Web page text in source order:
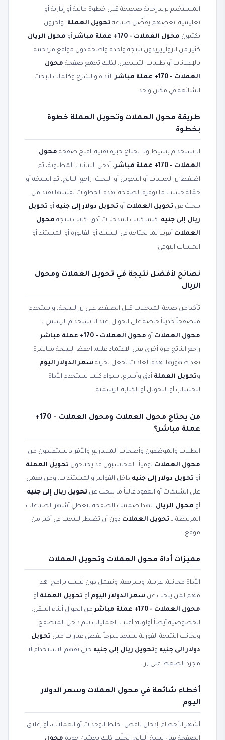
المستخدم يريد إجابة صحيحة قبل خطوة مالية أو إدارية أو
تعليمية. بعضهم يفضّل صياغة تحويل العملة، وآخرون
يكتبون محول العملات - 170+ عملة مباشر أو محول الريال.
كثير من الزوار يريدون نتيجة واحدة واضحة دون مواقع مزدحمة
بالإعلانات أو طلبات التسجيل. لذلك تجمع صفحة محول
العملات - 170+ عملة مباشر
الأداة والشرح وكلمات البحث
الشائعة في مكان واحد.
طريقة محول العملات وتحويل العملة خطوة
بخطوة
الاستخدام بسيط ولا يحتاج خبرة تقنية. افتح صفحة محول
العملات - 170+ عملة مباشر
، أدخل البيانات المطلوبة، ثم
اضغط زر الحساب أو التحويل أو البحث. راجع الناتج، ثم انسخه أو
حمّله حسب ما توفره الصفحة. هذه الخطوات نفسها تفيد من
يبحث عن تحويل العملات أو تحويل دولار إلى جنيه أو تحويل
ريال إلى جنيه. كلما كانت المدخلات أدق، كانت نتيجة محول
العملات أقرب لما تحتاجه في الشيك أو الفاتورة أو المستند أو
الحساب اليومي.
نصائح لأفضل نتيجة في تحويل العملات ومحول
الريال
تأكد من صحة المدخلات قبل الضغط على زر النتيجة، واستخدم
متصفحاً حديثاً خاصة على الجوال. عند الاستخدام الرسمي لـ
محول العملات أو محول العملات - 170+ عملة مباشر
،
راجع الناتج مرة أخرى قبل الاعتماد عليه. احفظ النتيجة مباشرة
بعد ظهورها. هذه العادات تجعل تجربة سعر الدولار اليوم
وتحويل العملة أدق وأسرع، سواء كنت تستخدم الأداة
للحساب أو التحويل أو الكتابة الرسمية.
من يحتاج محول العملات ومحول العملات - 170+
عملة مباشر؟
الطلاب والموظفون وأصحاب المشاريع والأفراد يستفيدون من
محول العملات يومياً. المحاسبون قد يحتاجون تحويل العملة
أو تحويل دولار إلى جنيه داخل الفواتير والمستندات. ومن يعمل
على الشيكات أو العقود غالباً ما يبحث عن تحويل ريال إلى جنيه
أو محول الريال. لهذا صُممت الصفحة لتغطي أشهر الصياغات
المرتبطة بـ تحويل العملات دون أن تضطر للبحث في أكثر من
موقع.
مميزات أداة محول العملات وتحويل العملات
الأداة مجانية، عربية، وسريعة، وتعمل دون تثبيت برامج. هذا
مهم لمن يبحث عن سعر الدولار اليوم أو تحويل العملة أو
محول العملات - 170+ عملة مباشر
من الجوال أثناء التنقل.
الخصوصية أيضاً أولوية؛ أغلب العمليات تتم داخل المتصفح.
وبجانب النتيجة الفورية ستجد شرحاً يغطي عبارات مثل تحويل
دولار إلى جنيه وتحويل ريال إلى جنيه حتى تفهم الاستخدام لا
مجرد الضغط على زر.
أخطاء شائعة في محول العملات وسعر الدولار
اليوم
أشهر الأخطاء: إدخال ناقص، خلط الوحدات أو العملات، أو إغلاق